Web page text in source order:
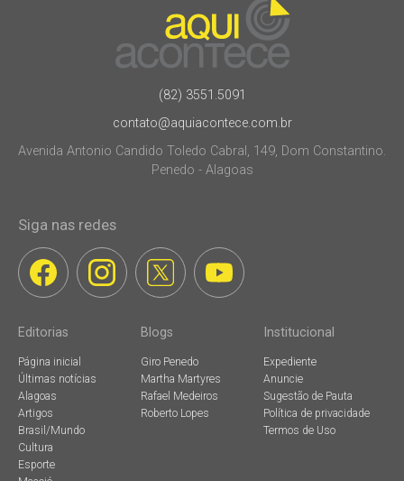
(82) 3551.5091
contato@aquiacontece.com.br
Avenida Antonio Candido Toledo Cabral, 149, Dom Constantino.
Penedo - Alagoas
Siga nas redes
Editorias
Página inicial
Últimas notícias
Alagoas
Artigos
Brasil/Mundo
Cultura
Esporte
Blogs
Giro Penedo
Martha Martyres
Rafael Medeiros
Roberto Lopes
Institucional
Expediente
Anuncie
Sugestão de Pauta
Política de privacidade
Termos de Uso